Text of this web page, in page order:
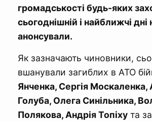
громадськості будь-яких
сьогоднішній і найближчі дні
анонсували.
Як зазначають чиновники,
вшанували загиблих в АТО
Янченка, Сергія Москаленка,
Голуба, Олега Синільника,
Полякова, Андрія Топіху та